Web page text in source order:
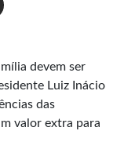
devem ser
Luiz Inácio
das
valor extra para